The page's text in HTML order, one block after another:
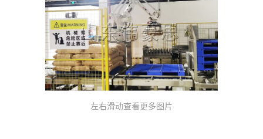
左右滑动查看更多图片